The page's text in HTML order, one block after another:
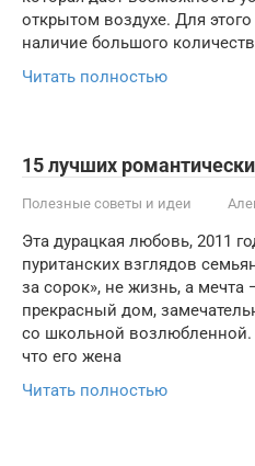
открытом воздухе. Для
наличие большого
Читать полностью
15 лучших
Полезные советы и идеи
Эта дурацкая любовь, 2011
пуританских взглядов
за сорок», не жизнь, а мечта
прекрасный дом,
со школьной возлюбленной.
что его жена
Читать полностью